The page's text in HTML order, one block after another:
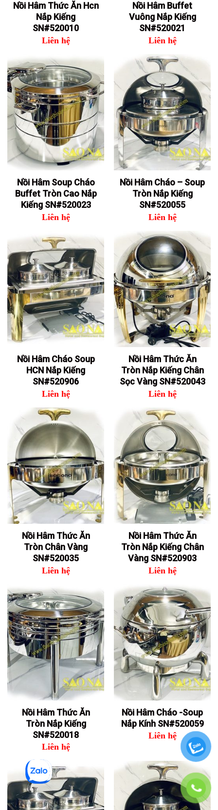
Nồi Hâm Thức Ăn Hcn
Nắp Kiếng
SN#520010
Liên hệ
Nồi Hâm Buffet
Vuông Nắp Kiếng
SN#520021
Liên hệ
Nồi Hâm Soup Cháo
Buffet Tròn Cao Nắp
Kiếng SN#520023
Liên hệ
Nồi Hâm Cháo – Soup
Tròn Nắp Kiếng
SN#520055
Liên hệ
Nồi Hâm Cháo Soup
HCN Nắp Kiếng
SN#520906
Liên hệ
Nồi Hâm Thức Ăn
Tròn Nắp Kiếng Chân
Sọc Vàng SN#520043
Liên hệ
Nồi Hâm Thức Ăn
Tròn Chân Vàng
SN#520035
Liên hệ
Nồi Hâm Thức Ăn
Tròn Nắp Kiếng Chân
Vàng SN#520903
Liên hệ
Nồi Hâm Thức Ăn
Tròn Nắp Kiếng
SN#520018
Liên hệ
Nồi Hâm Cháo -Soup
Nắp Kính SN#520059
Liên hệ